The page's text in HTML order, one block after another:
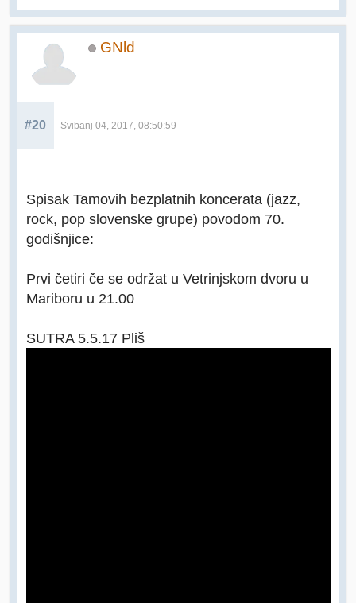
GNld
#20 Svibanj 04, 2017, 08:50:59
Spisak Tamovih bezplatnih koncerata (jazz,
rock, pop slovenske grupe) povodom 70.
godišnjice:
Prvi četiri če se održat u Vetrinjskom dvoru u
Mariboru u 21.00
SUTRA 5.5.17 Pliš